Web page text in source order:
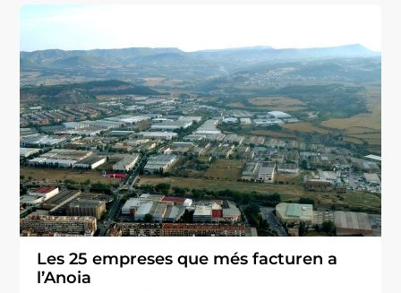
Les 25 empreses que més facturen a
l’Anoia